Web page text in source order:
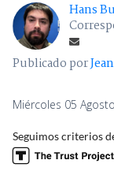
Hans
Publicado por
Miércoles 05
Seguimos criterios